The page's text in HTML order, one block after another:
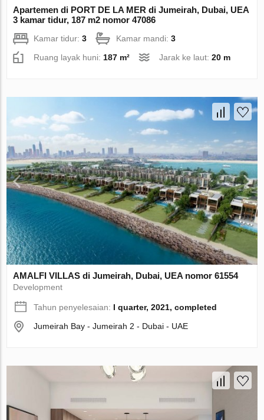
Apartemen di PORT DE LA MER di Jumeirah, Dubai, UEA
3 kamar tidur, 187 m2 nomor 47086
Kamar tidur:3 Kamar mandi:3
Ruang layak huni: 187 m² Jarak ke laut:20 m
AMALFI VILLAS di Jumeirah, Dubai, UEA nomor 61554
Development
Tahun penyelesaian: I quarter, 2021, completed
Jumeirah Bay - Jumeirah 2 - Dubai - UAE